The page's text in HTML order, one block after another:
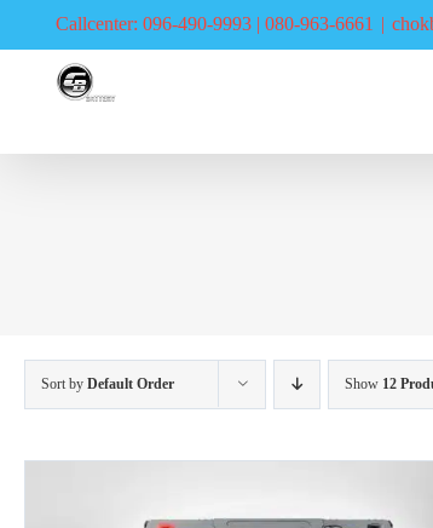
Callcenter: 096-490-9993 | 080-963-6661 |
Sort by Default Order Show 12